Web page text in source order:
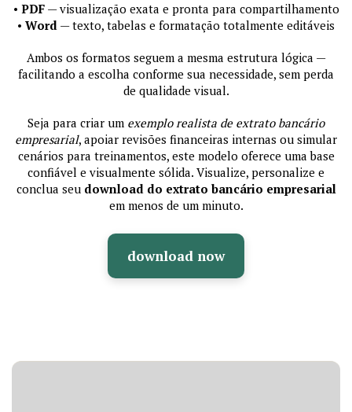
• PDF— visualização exata e pronta para compartilhamento
• Word — texto, tabelas e formatação totalmente editáveis
Ambos os formatos seguem a mesma estrutura lógica —
facilitando a escolha conforme sua necessidade, sem perda
de qualidade visual.
Seja para criar um exemplo realista de extrato bancário
empresarial, apoiar revisões financeiras internas ou simular
cenários para treinamentos, este modelo oferece uma base
confiável e visualmente sólida. Visualize, personalize e
conclua seu download do extrato bancário empresarial
em menos de um minuto.
download now